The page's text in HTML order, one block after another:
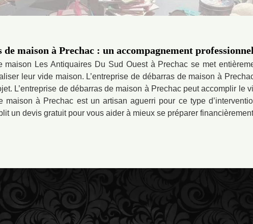
maison à Prechac : un accompagnement professionnel
maison Les Antiquaires Du Sud Ouest à Prechac se met
leur vide maison. L’entreprise de débarras de maison à
L’entreprise de débarras de maison à Prechac peut accomplir le
maison à Prechac est un artisan aguerri pour ce type
un devis gratuit pour vous aider à mieux se préparer